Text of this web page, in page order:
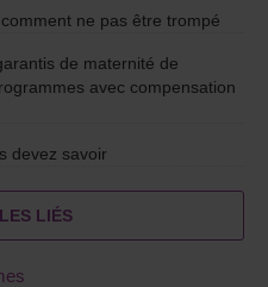
ne pas être trompé
de maternité de
avec compensation
devez savoir
LIÉS